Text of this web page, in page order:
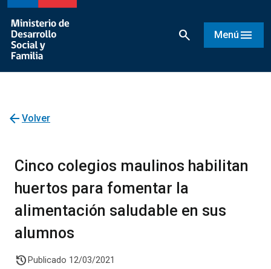
search Menú menu
arrow_back Volver
Cinco colegios maulinos habilitan
huertos para fomentar la
alimentación saludable en sus
alumnos
history Publicado 12/03/2021